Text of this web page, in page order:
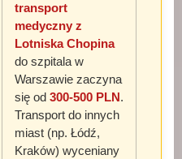
transport
medyczny z
Lotniska Chopina
do szpitala w
Warszawie zaczyna
się od 300-500 PLN.
Transport do innych
miast (np. Łódź,
Kraków) wyceniany